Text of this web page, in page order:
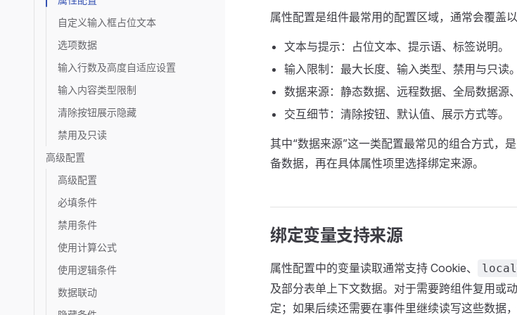
自定义输入框占位文本
选项数据
输入行数及高度自适应设置
输入内容类型限制
清除按钮展示隐藏
禁用及只读
高级配置
高级配置
必填条件
禁用条件
使用计算公式
使用逻辑条件
数据联动
属性配置是组件最常用的配置区域，通常会覆盖以
文本与提示：占位文本、提示语、标签说明。
输入限制：最大长度、输入类型、禁用与只读。
数据来源：静态数据、远程数据、全局数据源
交互细节：清除按钮、默认值、展示方式等。
其中“数据来源”这一类配置最常见的组合方式，
备数据，再在具体属性项里选择绑定来源。
绑定变量支持来源
属性配置中的变量读取通常支持 Cookie、
及部分表单上下文数据。对于需要跨组件复用或
定；如果后续还需要在事件里继续读写这些数据